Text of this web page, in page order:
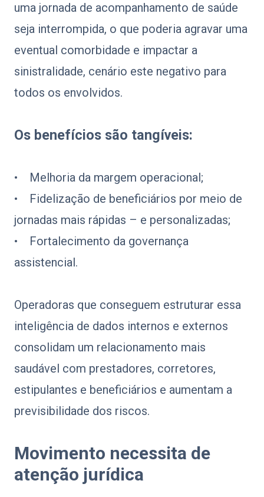
uma jornada de acompanhamento de saúde
seja interrompida, o que poderia agravar uma
eventual comorbidade e impactar a
sinistralidade, cenário este negativo para
todos os envolvidos.
Os benefícios são tangíveis:
• Melhoria da margem operacional;
• Fidelização de beneficiários por meio de
jornadas mais rápidas – e personalizadas;
• Fortalecimento da governança
assistencial.
Operadoras que conseguem estruturar essa
inteligência de dados internos e externos
consolidam um relacionamento mais
saudável com prestadores, corretores,
estipulantes e beneficiários e aumentam a
previsibilidade dos riscos.
Movimento necessita de
atenção jurídica